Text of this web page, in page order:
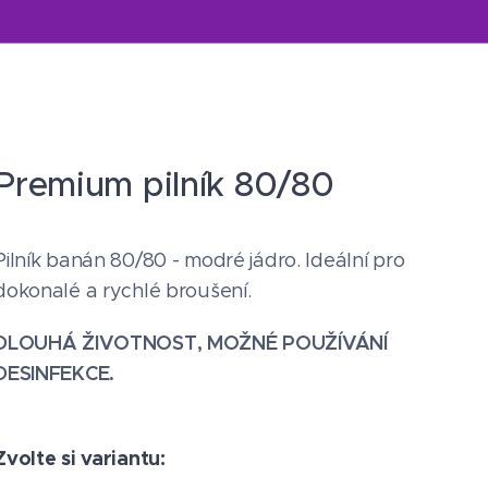
pilník 80/80
banán 80/80 - modré jádro. Ideální pro
a rychlé broušení.
ŽIVOTNOST, MOŽNÉ POUŽÍVÁNÍ
si variantu: